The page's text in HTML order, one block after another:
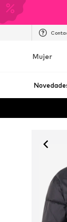
Mujer